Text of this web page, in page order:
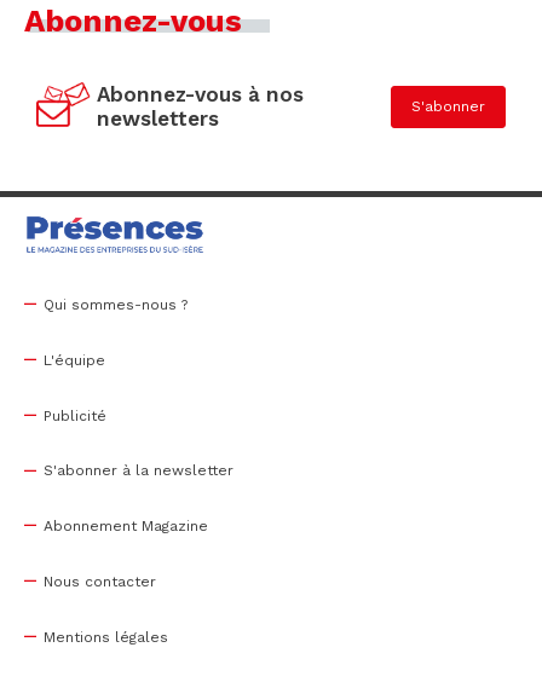
Abonnez-vous
Abonnez-vous à nos
newsletters
S'abonner
Qui sommes-nous ?
L'équipe
Publicité
S'abonner à la newsletter
Abonnement Magazine
Nous contacter
Mentions légales